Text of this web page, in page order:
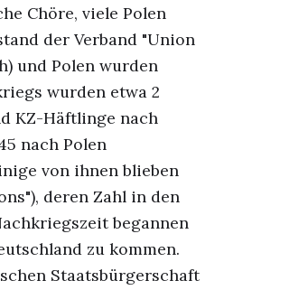
Chöre, viele Polen
der Verband "Union
und Polen wurden
wurden etwa 2
KZ-Häftlinge nach
nach Polen
von ihnen blieben
deren Zahl in den
begannen
zu kommen.
Staatsbürgerschaft